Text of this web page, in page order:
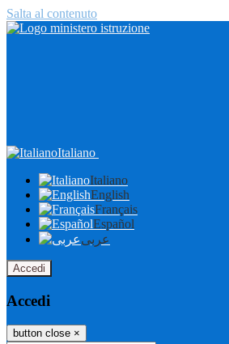
Salta al contenuto
Italiano
Italiano
English
Français
Español
عربى
Accedi
Accedi
button close ×